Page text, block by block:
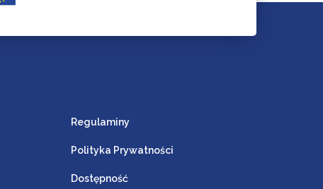
Regulaminy
Polityka Prywatności
Dostępność